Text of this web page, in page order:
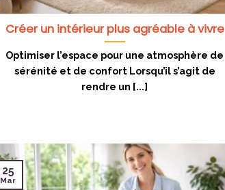
Créer un intérieur plus agréable à vivre
Optimiser l’espace pour une atmosphère de
sérénité et de confort Lorsqu’il s’agit de
rendre un [...]
25
Mar